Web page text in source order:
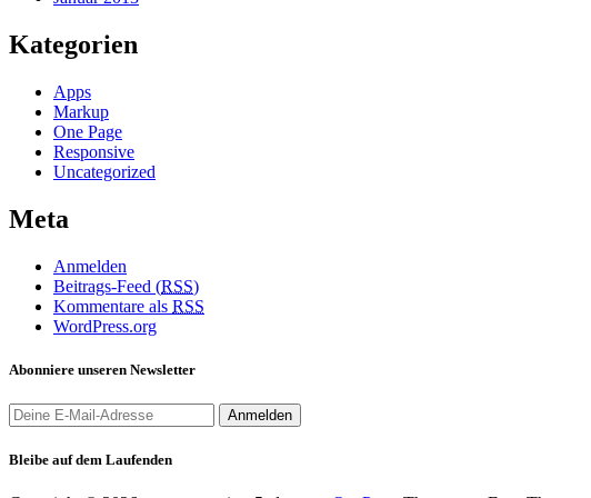
Kategorien
Apps
Markup
One Page
Responsive
Uncategorized
Meta
Anmelden
Beitrags-Feed (RSS)
Kommentare als RSS
WordPress.org
Abonniere unseren Newsletter
Bleibe auf dem Laufenden